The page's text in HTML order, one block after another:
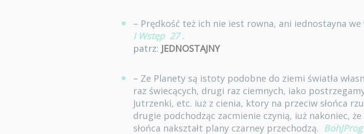
– Prędkość też ich nie iest rowna, ani iednostayna
I Wstęp 27 .
patrz: JEDNOSTAJNY
– Ze Planety są istoty podobne do ziemi światła
raz świecących, drugi raz ciemnych, iako
Jutrzenki, etc. iuż z cienia, ktory na przeciw słońca
drugie podchodząc zacmienie czynią, iuż nakoniec,
słońca nakształt plany czarney przechodzą.